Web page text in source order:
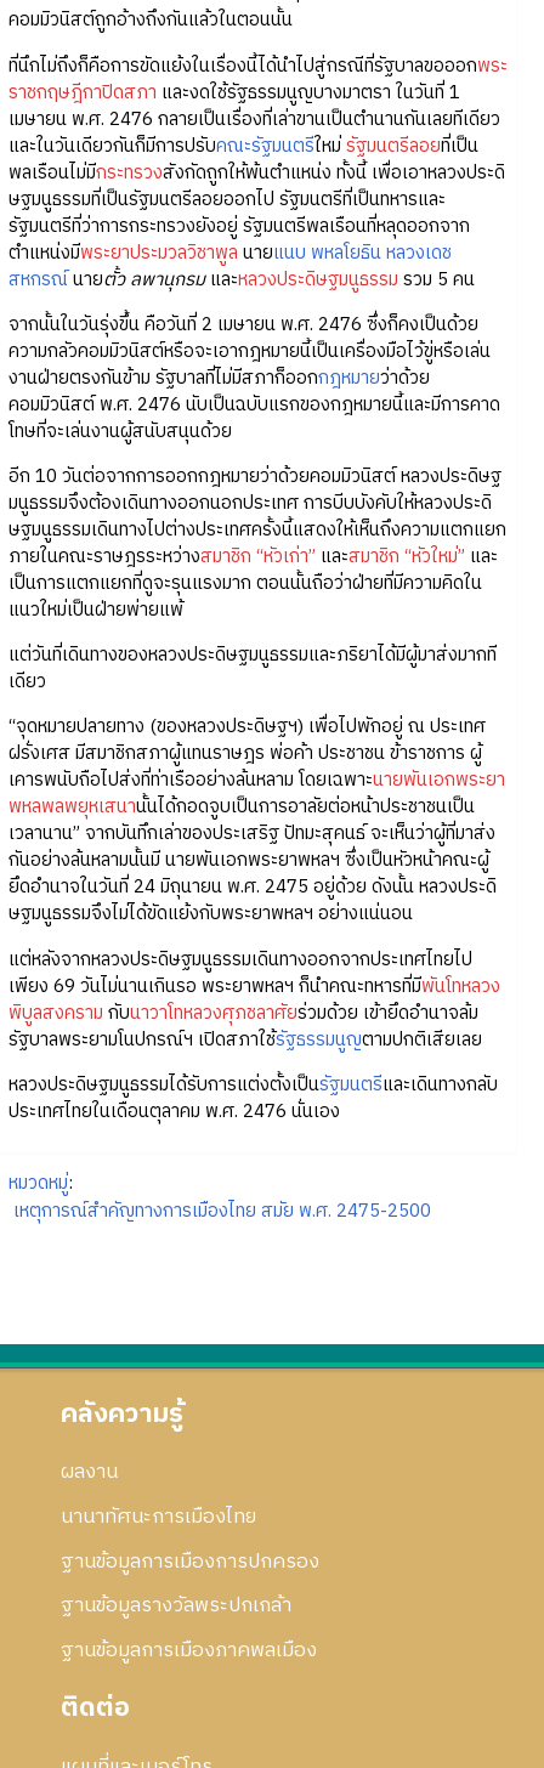
คอมมิวนิสต์ถูกอ้างถึงกันแล้วในตอนนั้น
ที่นึกไม่ถึงก็คือการขัดแย้งในเรื่องนี้ได้นำไปสู่กรณีที่รัฐบาลขอออกพระ
ราชกฤษฎีกาปิดสภา และงดใช้รัฐธรรมนูญบางมาตรา ในวันที่ 1
เมษายน พ.ศ. 2476 กลายเป็นเรื่องที่เล่าขานเป็นตำนานกันเลยทีเดียว
และในวันเดียวกันก็มีการปรับคณะรัฐมนตรีใหม่รัฐมนตรีลอยที่เป็น
พลเรือนไม่มีกระทรวงสังกัดถูกให้พ้นตำแหน่ง ทั้งนี้ เพื่อเอาหลวงประดิ
ษฐมนูธรรมที่เป็นรัฐมนตรีลอยออกไป รัฐมนตรีที่เป็นทหารและ
รัฐมนตรีที่ว่าการกระทรวงยังอยู่ รัฐมนตรีพลเรือนที่หลุดออกจาก
ตำแหน่งมีพระยาประมวลวิชาพูล นายแนบ พหลโยธินหลวงเดช
สหกรณ์นายตั้ว ลพานุกรมและหลวงประดิษฐมนูธรรม รวม 5 คน
จากนั้นในวันรุ่งขึ้น คือวันที่ 2 เมษายน พ.ศ. 2476 ซึ่งก็คงเป็นด้วย
ความกลัวคอมมิวนิสต์หรือจะเอากฎหมายนี้เป็นเครื่องมือไว้ขู่หรือเล่น
งานฝ่ายตรงกันข้าม รัฐบาลที่ไม่มีสภาก็ออกกฎหมายว่าด้วย
คอมมิวนิสต์ พ.ศ. 2476 นับเป็นฉบับแรกของกฎหมายนี้และมีการคาด
โทษที่จะเล่นงานผู้สนับสนุนด้วย
อีก 10 วันต่อจากการออกกฎหมายว่าด้วยคอมมิวนิสต์ หลวงประดิษฐ
มนูธรรมจึงต้องเดินทางออกนอกประเทศ การบีบบังคับให้หลวงประดิ
ษฐมนูธรรมเดินทางไปต่างประเทศครั้งนี้แสดงให้เห็นถึงความแตกแยก
ภายในคณะราษฎรระหว่างสมาชิก “หัวเก่า” และสมาชิก “หัวใหม่” และ
เป็นการแตกแยกที่ดูจะรุนแรงมาก ตอนนั้นถือว่าฝ่ายที่มีความคิดใน
แนวใหม่เป็นฝ่ายพ่ายแพ้
แต่วันที่เดินทางของหลวงประดิษฐมนูธรรมและภริยาได้มีผู้มาส่งมากที
เดียว
“จุดหมายปลายทาง (ของหลวงประดิษฐฯ) เพื่อไปพักอยู่ ณ ประเทศ
ฝรั่งเศส มีสมาชิกสภาผู้แทนราษฎร พ่อค้า ประชาชน ข้าราชการ ผู้
เคารพนับถือไปส่งที่ท่าเรืออย่างล้นหลาม โดยเฉพาะนายพันเอกพระยา
พหลพลพยุหเสนานั้นได้กอดจูบเป็นการอาลัยต่อหน้าประชาชนเป็น
เวลานาน” จากบันทึกเล่าของประเสริฐ ปัทมะสุคนธ์ จะเห็นว่าผู้ที่มาส่ง
กันอย่างล้นหลามนั้นมี นายพันเอกพระยาพหลฯ ซึ่งเป็นหัวหน้าคณะผู้
ยึดอำนาจในวันที่ 24 มิถุนายน พ.ศ. 2475 อยู่ด้วย ดังนั้น หลวงประดิ
ษฐมนูธรรมจึงไม่ได้ขัดแย้งกับพระยาพหลฯ อย่างแน่นอน
แต่หลังจากหลวงประดิษฐมนูธรรมเดินทางออกจากประเทศไทยไป
เพียง 69 วันไม่นานเกินรอ พระยาพหลฯ ก็นำคณะทหารที่มีพันโทหลวง
พิบูลสงคราม กับนาวาโทหลวงศุภชลาศัยร่วมด้วย เข้ายึดอำนาจล้ม
รัฐบาลพระยามโนปกรณ์ฯ เปิดสภาใช้รัฐธรรมนูญตามปกติเสียเลย
หลวงประดิษฐมนูธรรมได้รับการแต่งตั้งเป็นรัฐมนตรีและเดินทางกลับ
ประเทศไทยในเดือนตุลาคม พ.ศ. 2476 นั่นเอง
หมวดหมู่:
เหตุการณ์สำคัญทางการเมืองไทย สมัย พ.ศ. 2475-2500
คลังความรู้
ผลงาน
นานาทัศนะการเมืองไทย
ฐานข้อมูลการเมืองการปกครอง
ฐานข้อมูลรางวัลพระปกเกล้า
ฐานข้อมูลการเมืองภาคพลเมือง
ติดต่อ